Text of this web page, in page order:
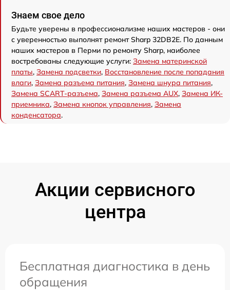
Знаем свое дело
Будьте уверены в профессионализме наших мастеров - они
с уверенностью выполнят ремонт Sharp 32DB2E. По данным
наших мастеров в Перми по ремонту Sharp, наиболее
востребованы следующие услуги: Замена материнской
платы, Замена подсветки, Восстановление после попадания
влаги, Замена разъема питания, Замена шнура питания,
Замена SCART-разъема, Замена разъема AUX, Замена ИК-
приемника, Замена кнопок управления, Замена
конденсатора.
Акции сервисного
центра
Бесплатная диагностика в день
обращения